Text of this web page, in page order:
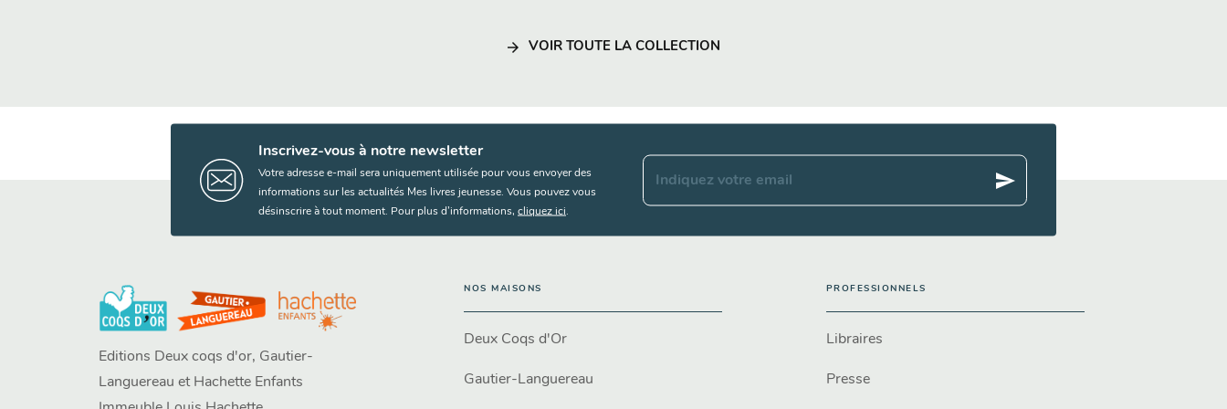
arrow_forward VOIR TOUTE LA COLLECTION
Inscrivez-vous à notre newsletter
Votre adresse e-mail sera uniquement utilisée pour vous envoyer des
informations sur les actualités Mes livres jeunesse. Vous pouvez vous
désinscrire à tout moment. Pour plus d’informations, cliquez ici.
Indiquez votre email send
Editions Deux coqs d'or, Gautier-
Languereau et Hachette Enfants
NOS MAISONS
Deux Coqs d'Or
Gautier-Languereau
PROFESSIONNELS
Libraires
Presse